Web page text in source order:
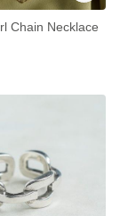
Chain Necklace